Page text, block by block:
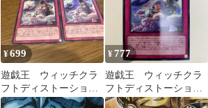
¥699
遊戯王 ウィッチクラ
フトディストーショ
ン シークレットレア
¥ 777
遊戯王 ウィッチクラ
フトディストーショ
ン シークレット シ